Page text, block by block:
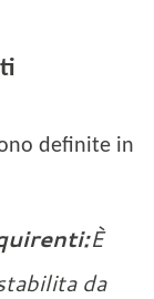
definite in
È
da